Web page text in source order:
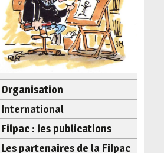
Organisation
International
Filpac : les publications
Les partenaires de la Filpac